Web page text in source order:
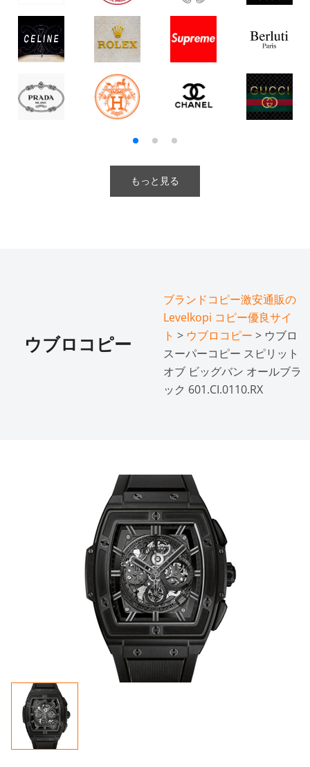
もっと見る
ウブロコピー
ブランドコピー激安通販の
Levelkopi コピー優良サイ
ト > ウブロコピー > ウブロ
スーパーコピー スピリット
オブ ビッグバン オールブラ
ック 601.CI.0110.RX